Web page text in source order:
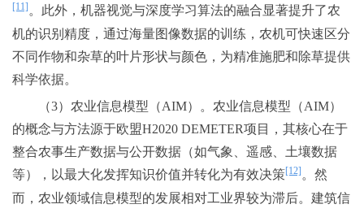
[11] 。此外，机器视觉与深度学习算法的融合显著提升了农
机的识别精度，通过海量图像数据的训练，农机可快速区分
不同作物和杂草的叶片形状与颜色，为精准施肥和除草提供
科学依据。
（3）农业信息模型（AIM）。农业信息模型（AIM）
的概念与方法源于欧盟H2020 DEMETER项目，其核心在于
整合农事生产数据与公开数据（如气象、遥感、土壤数据
等），以最大化发挥知识价值并转化为有效决策[12] 。然
而，农业领域信息模型的发展相对工业界较为滞后。建筑信